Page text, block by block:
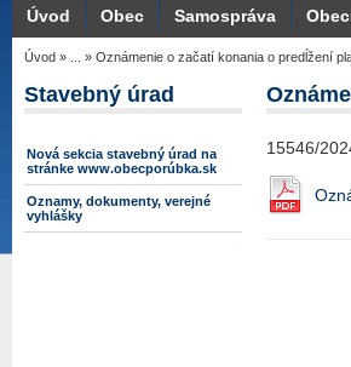
Úvod Obec Samospráva
Úvod » » Oznámenie o začatí konania o predĺžení
Stavebný úrad
Nová sekcia stavebný úrad na
stránke www.obecporúbka.sk
Oznamy, dokumenty, verejné
vyhlášky
15546/